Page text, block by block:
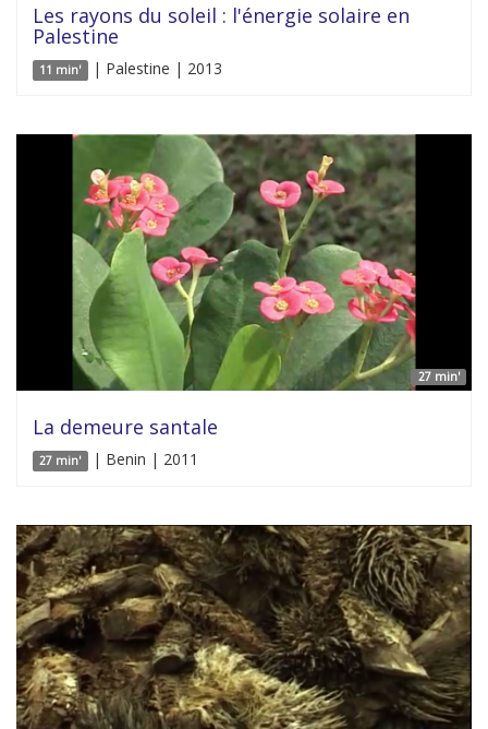
Les rayons du soleil : l'énergie solaire en
Palestine
11 min' | Palestine | 2013
27 min'
La demeure santale
27 min' | Benin | 2011